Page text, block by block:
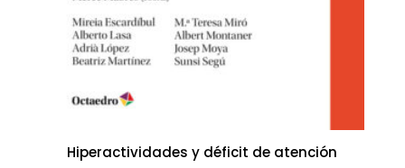
Hiperactividades y déficit de atención